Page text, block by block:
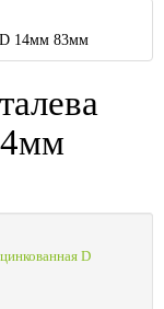
D 14мм 83мм
D